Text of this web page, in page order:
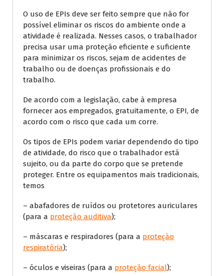
O uso de EPIs deve ser feito sempre que não for
possível eliminar os riscos do ambiente onde a
atividade é realizada. Nesses casos, o trabalhador
precisa usar uma proteção eficiente e suficiente
para minimizar os riscos, sejam de acidentes de
trabalho ou de doenças profissionais e do
trabalho.
De acordo com a legislação, cabe à empresa
fornecer aos empregados, gratuitamente, o EPI, de
acordo com o risco que cada um corre.
Os tipos de EPIs podem variar dependendo do tipo
de atividade, do risco que o trabalhador está
sujeito, ou da parte do corpo que se pretende
proteger. Entre os equipamentos mais tradicionais,
temos
– abafadores de ruídos ou protetores auriculares
(para a proteção auditiva);
– máscaras e respiradores (para a proteção
respiratória);
– óculos e viseiras (para a proteção facial);